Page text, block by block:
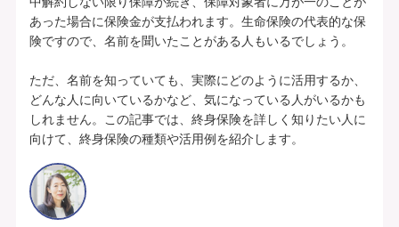
あった場合に保険金が支払われます。生命保険の代表的な保
険ですので、名前を聞いたことがある人もいるでしょう。
ただ、名前を知っていても、実際にどのように活用するか、
どんな人に向いているかなど、気になっている人がいるかも
しれません。この記事では、終身保険を詳しく知りたい人に